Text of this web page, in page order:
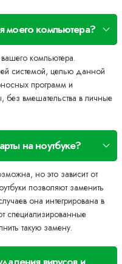
моего компьютера?
компьютера.
системой, целью данной
программ и
без вмешательства в личные
на ноутбуке?
но это зависит от
позволяют заменить
она интегрирована в
специализированные
такую замену.